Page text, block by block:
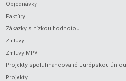
Objednávky
Faktúry
Zákazky s nízkou hodnotou
Zmluvy
Zmluvy MPV
Projekty spolufinancované Európskou úniou
Projekty